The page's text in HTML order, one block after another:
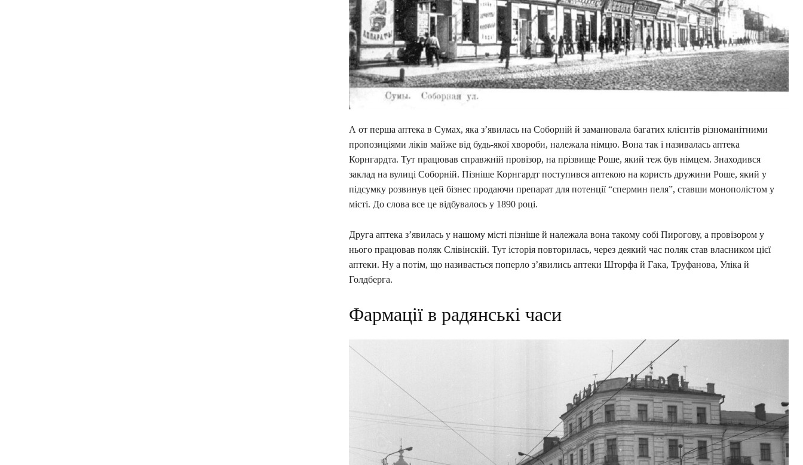
А от перша аптека в Сумах, яка з’явилась на Соборній й заманювала багатих клієнтів різноманітними
пропозиціями ліків майже від будь-якої хвороби, належала німцю. Вона так і називалась аптека
Корнгардта. Тут працював справжній провізор, на прізвище Роше, який теж був німцем. Знаходився
заклад на вулиці Соборній. Пізніше Корнгардт поступився аптекою на користь дружини Роше, який у
підсумку розвинув цей бізнес продаючи препарат для потенції “спермин пеля”, ставши монополістом у
місті. До слова все це відбувалось у 1890 році.
Друга аптека з’явилась у нашому місті пізніше й належала вона такому собі Пирогову, а провізором у
нього працював поляк Слівінскій. Тут історія повторилась, через деякий час поляк став власником цієї
аптеки. Ну а потім, що називається поперло з’явились аптеки Шторфа й Гака, Труфанова, Уліка й
Голдберга.
Фармації в радянські часи